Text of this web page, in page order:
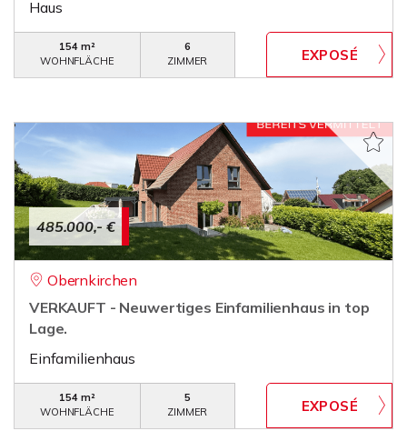
Haus
154 m²
WOHNFLÄCHE
6
ZIMMER
485.000,- €
Obernkirchen
VERKAUFT - Neuwertiges Einfamilienhaus in top
Lage.
Einfamilienhaus
154 m²
WOHNFLÄCHE
5
ZIMMER